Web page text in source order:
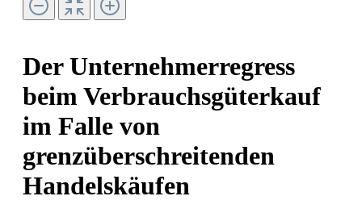
Der Unternehmerregress
beim Verbrauchsgüterkauf
im Falle von
grenzüberschreitenden
Handelskäufen